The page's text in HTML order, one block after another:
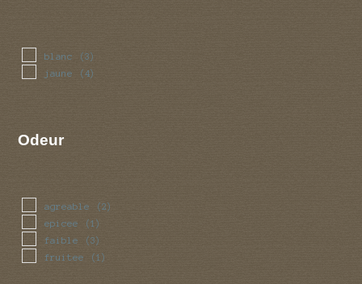
blanc (3)
jaune (4)
Odeur
agreable (2)
epicee (1)
faible (3)
fruitee (1)